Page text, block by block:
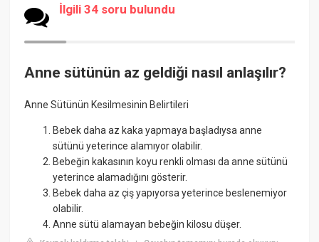
İlgili 34 soru bulundu
Anne sütünün az geldiği nasıl anlaşılır?
Anne Sütünün Kesilmesinin Belirtileri
Bebek daha az kaka yapmaya başladıysa anne
sütünü yeterince alamıyor olabilir.
Bebeğin kakasının koyu renkli olması da anne sütünü
yeterince alamadığını gösterir.
Bebek daha az çiş yapıyorsa yeterince beslenemiyor
olabilir.
Anne sütü alamayan bebeğin kilosu düşer.